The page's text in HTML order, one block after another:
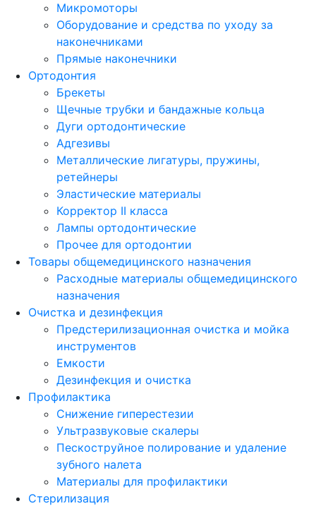
Микромоторы
Оборудование и средства по уходу за
наконечниками
Прямые наконечники
Ортодонтия
Брекеты
Щечные трубки и бандажные кольца
Дуги ортодонтические
Адгезивы
Металлические лигатуры, пружины,
ретейнеры
Эластические материалы
Корректор II класса
Лампы ортодонтические
Прочее для ортодонтии
Товары общемедицинского назначения
Расходные материалы общемедицинского
назначения
Очистка и дезинфекция
Предстерилизационная очистка и мойка
инструментов
Емкости
Дезинфекция и очистка
Профилактика
Снижение гиперестезии
Ультразвуковые скалеры
Пескоструйное полирование и удаление
зубного налета
Материалы для профилактики
Стерилизация